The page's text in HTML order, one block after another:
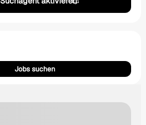
Jobs suchen